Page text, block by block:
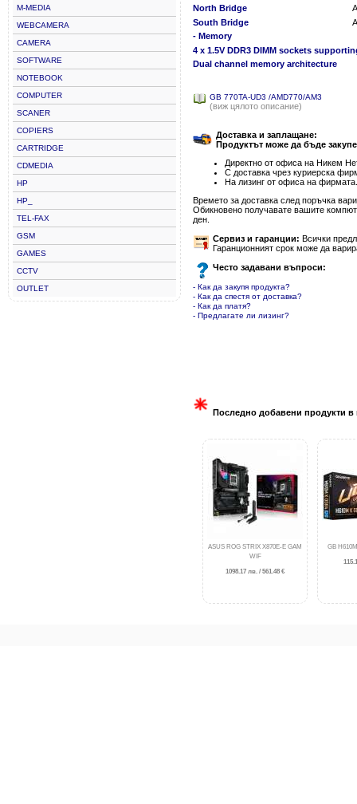
M-MEDIA
WEBCAMERA
CAMERA
SOFTWARE
NOTEBOOK
COMPUTER
SCANER
COPIERS
CARTRIDGE
CDMEDIA
HP
HP_
TEL-FAX
GSM
GAMES
CCTV
OUTLET
North Bridge
South Bridge
- Memory
4 x 1.5V DDR3 DIMM sockets
Dual channel memory architecture
GB 770TA-UD3 /AMD770/AM3
(виж цялото описание)
Доставка и заплащане:
Продуктът може да бъде
Директно от офиса на Никем
С доставка чрез куриерска
На лизинг от офиса на фирмата.
Времето за доставка след поръчка
Обикновено получавате вашите
ден.
Сервиз и гаранции: Всички
Гаранционният срок може да
Често задавани въпроси:
- Как да закупя продукта?
- Как да спестя от доставка?
- Как да платя?
- Предлагате ли лизинг?
Последно добавени продукти в
ASUS ROG STRIX X870E-E GAM
WIF
1098.17 лв. / 561.48 €
GB